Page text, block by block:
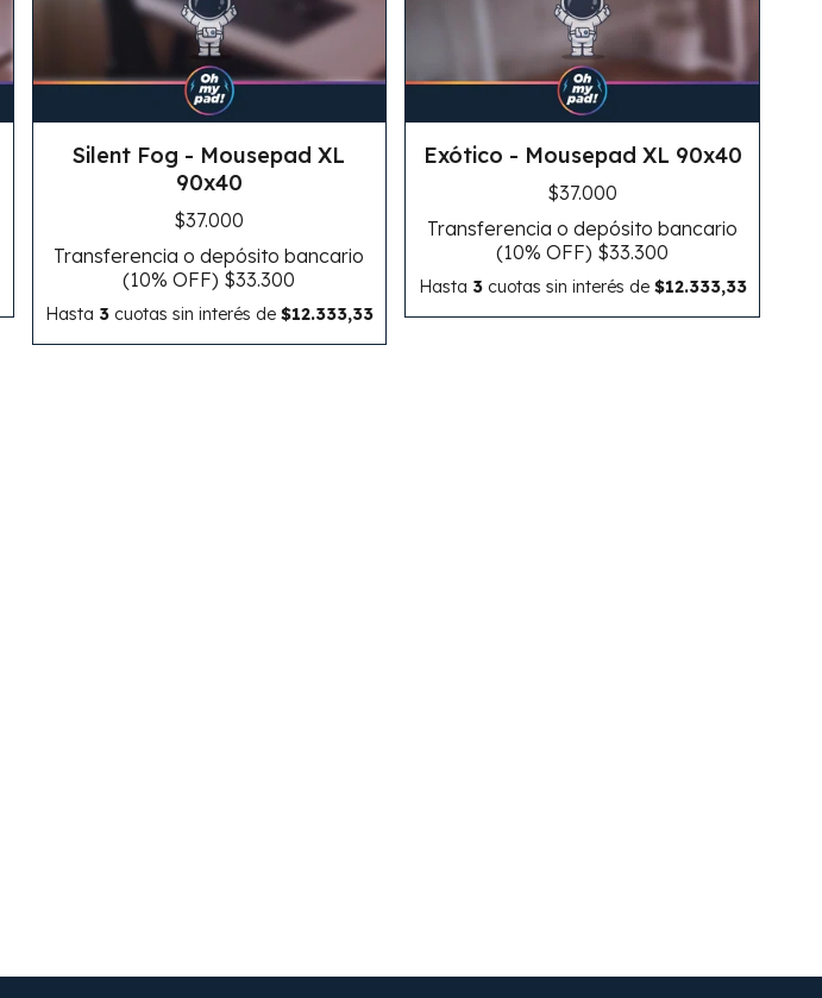
Silent Fog - Mousepad XL
90x40
$37.000
Transferencia o depósito bancario
(10% OFF) $33.300
Hasta 3cuotas sin interés de $12.333,33
Exótico - Mousepad XL 90x40
$37.000
Transferencia o depósito bancario
(10% OFF) $33.300
Hasta 3cuotas sin interés de $12.333,33